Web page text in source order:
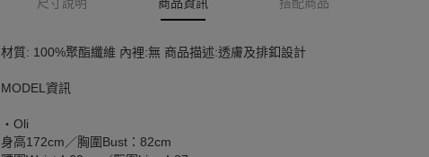
材質: 100%聚酯纖維 內裡:無 商品描述:透膚及排釦設計
MODEL資訊
‧Oli
身高172cm／胸圍Bust：82cm